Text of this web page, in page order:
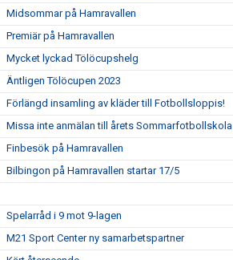
Midsommar på Hamravallen
Premiär på Hamravallen
Mycket lyckad Tölöcupshelg
Äntligen Tölöcupen 2023
Förlängd insamling av kläder till Fotbollsloppis!
Missa inte anmälan till årets Sommarfotbollskola
Finbesök på Hamravallen
Bilbingon på Hamravallen startar 17/5
Spelarråd i 9 mot 9-lagen
M21 Sport Center ny samarbetspartner